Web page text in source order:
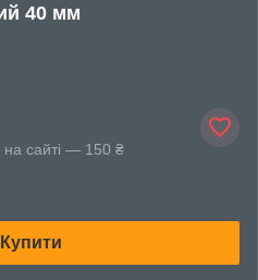
40 мм
на сайті — 150 ₴
Купити